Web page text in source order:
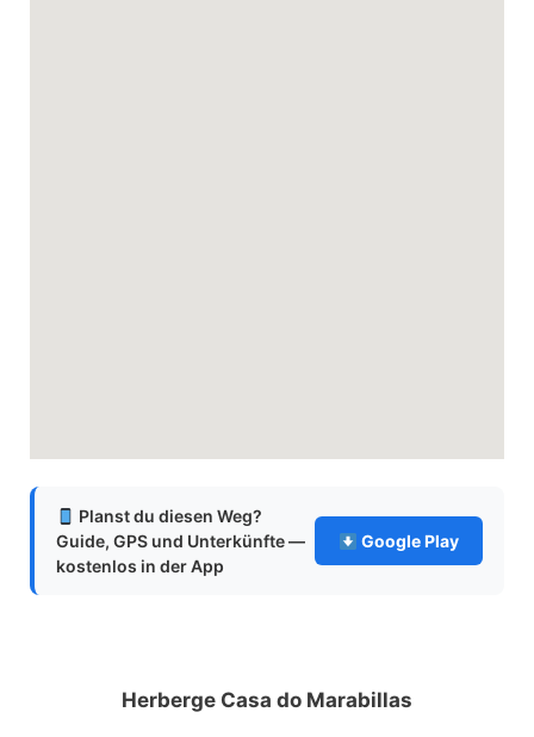
Planst du diesen Weg?
Guide, GPS und Unterkünfte —
kostenlos in der App
Google Play
Herberge Casa do Marabillas